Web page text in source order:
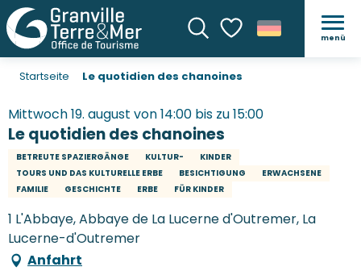
SucheVoir les favoris
menü
Startseite Le quotidien des chanoines
Mittwoch 19. august von 14:00 bis zu 15:00
Le quotidien des chanoines
BETREUTE SPAZIERGÄNGE KULTUR-
KINDER
TOURS UND DAS KULTURELLE ERBE
BESICHTIGUNG
ERWACHSENE
FAMILIE
GESCHICHTE ERBE FÜR KINDER
1 L'Abbaye, Abbaye de La Lucerne d'Outremer, La
Lucerne-d'Outremer
Anfahrt